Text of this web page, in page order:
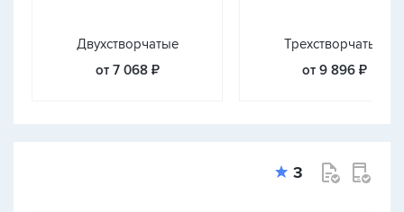
Двухстворчатые
от 7 068 ₽
Трехстворчатые
от 9 896 ₽
3